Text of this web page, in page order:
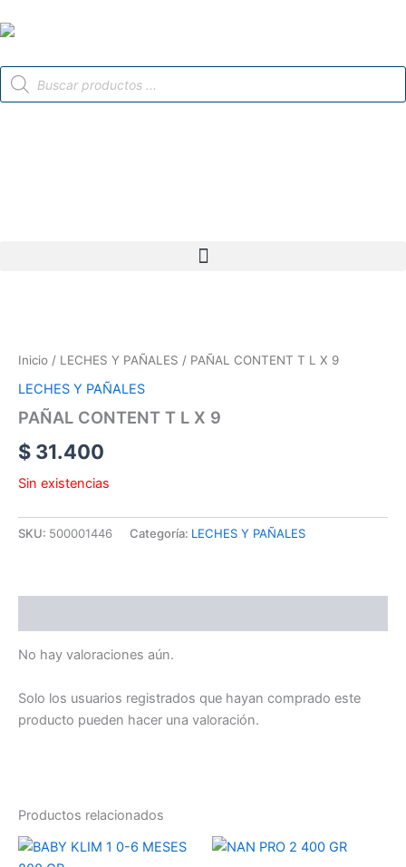
al
Búsqueda
de
Inicio / LECHES Y PAÑALES / PAÑAL CONTENT T L X 9
LECHES Y PAÑALES
PAÑAL CONTENT T L X 9
$ 31.400
Sin existencias
SKU: 500001446 Categoría: LECHES Y PAÑALES
No hay valoraciones aún.
Solo los usuarios registrados que hayan comprado este
producto pueden hacer una valoración.
Productos relacionados